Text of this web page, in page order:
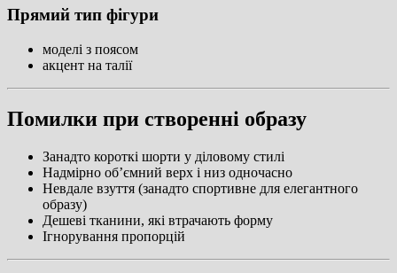
Прямий тип фігури
моделі з поясом
акцент на талії
Помилки при створенні образу
Занадто короткі шорти у діловому стилі
Надмірно об’ємний верх і низ одночасно
Невдале взуття (занадто спортивне для елегантного
образу)
Дешеві тканини, які втрачають форму
Ігнорування пропорцій